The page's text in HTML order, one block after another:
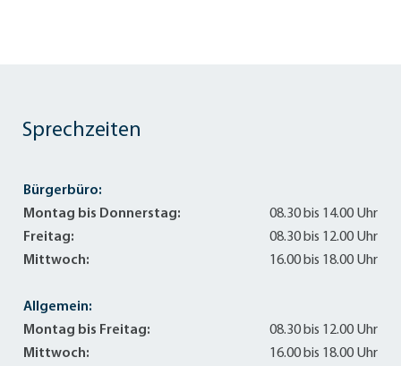
Sprechzeiten
Bürgerbüro:
Montag bis Donnerstag:
08.30 bis 14.00 Uhr
Freitag:
08.30 bis 12.00 Uhr
Mittwoch:
16.00 bis 18.00 Uhr
Allgemein:
Montag bis Freitag:
08.30 bis 12.00 Uhr
Mittwoch:
16.00 bis 18.00 Uhr